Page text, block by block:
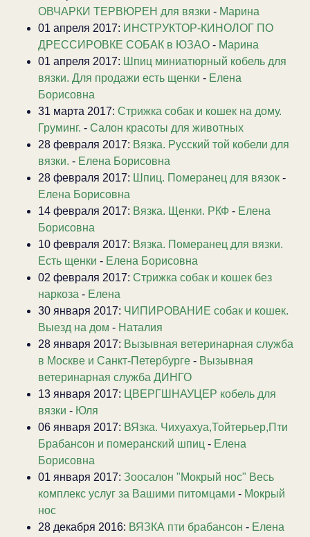
ОВЧАРКИ ТЕРВЮРЕН для вязки - Марина
01 апреля 2017: ИНСТРУКТОР-КИНОЛОГ ПО
ДРЕССИРОВКЕ СОБАК в ЮЗАО - Марина
01 апреля 2017: Шпиц миниатюрный кобель для
вязки. Для продажи есть щенки - Елена
Борисовна
31 марта 2017: Стрижка собак и кошек на дому.
Груминг. - Салон красоты для животных
28 февраля 2017: Вязка. Русский той кобели для
вязки. - Елена Борисовна
28 февраля 2017: Шпиц. Померанец для вязок -
Елена Борисовна
14 февраля 2017: Вязка. Щенки. РКФ - Елена
Борисовна
10 февраля 2017: Вязка. Померанец для вязки.
Есть щенки - Елена Борисовна
02 февраля 2017: Стрижка собак и кошек без
наркоза - Елена
30 января 2017: ЧИПИРОВАНИЕ собак и кошек.
Выезд на дом - Наталия
28 января 2017: Вызывная ветеринарная служба
в Москве и Санкт-Петербурге - Вызывная
ветеринарная служба ДИНГО
13 января 2017: ЦВЕРГШНАУЦЕР кобель для
вязки - Юля
06 января 2017: ВЯзка. Чихуахуа,Тойтерьер,Пти
Брабансон и померанский шпиц - Елена
Борисовна
01 января 2017: Зоосалон "Мокрый нос" Весь
комплекс услуг за Вашими питомцами - Мокрый
нос
28 декабря 2016: ВЯЗКА пти брабансон - Елена